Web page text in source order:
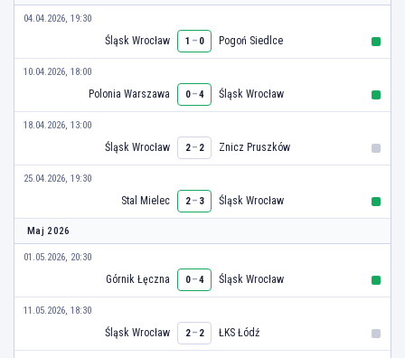
04.04.2026, 19:30
Śląsk Wrocław 1 – 0 Pogoń Siedlce
10.04.2026, 18:00
Polonia Warszawa 0–4 Śląsk Wrocław
18.04.2026, 13:00
Śląsk Wrocław 2– 2 Znicz Pruszków
25.04.2026, 19:30
Stal Mielec 2– 3 Śląsk Wrocław
Maj 2026
01.05.2026, 20:30
Górnik Łęczna 0–4 Śląsk Wrocław
11.05.2026, 18:30
Śląsk Wrocław 2– 2 ŁKS Łódź